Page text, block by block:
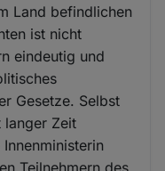
Land befindlichen
ist nicht
eindeutig und
Gesetze. Selbst
langer Zeit